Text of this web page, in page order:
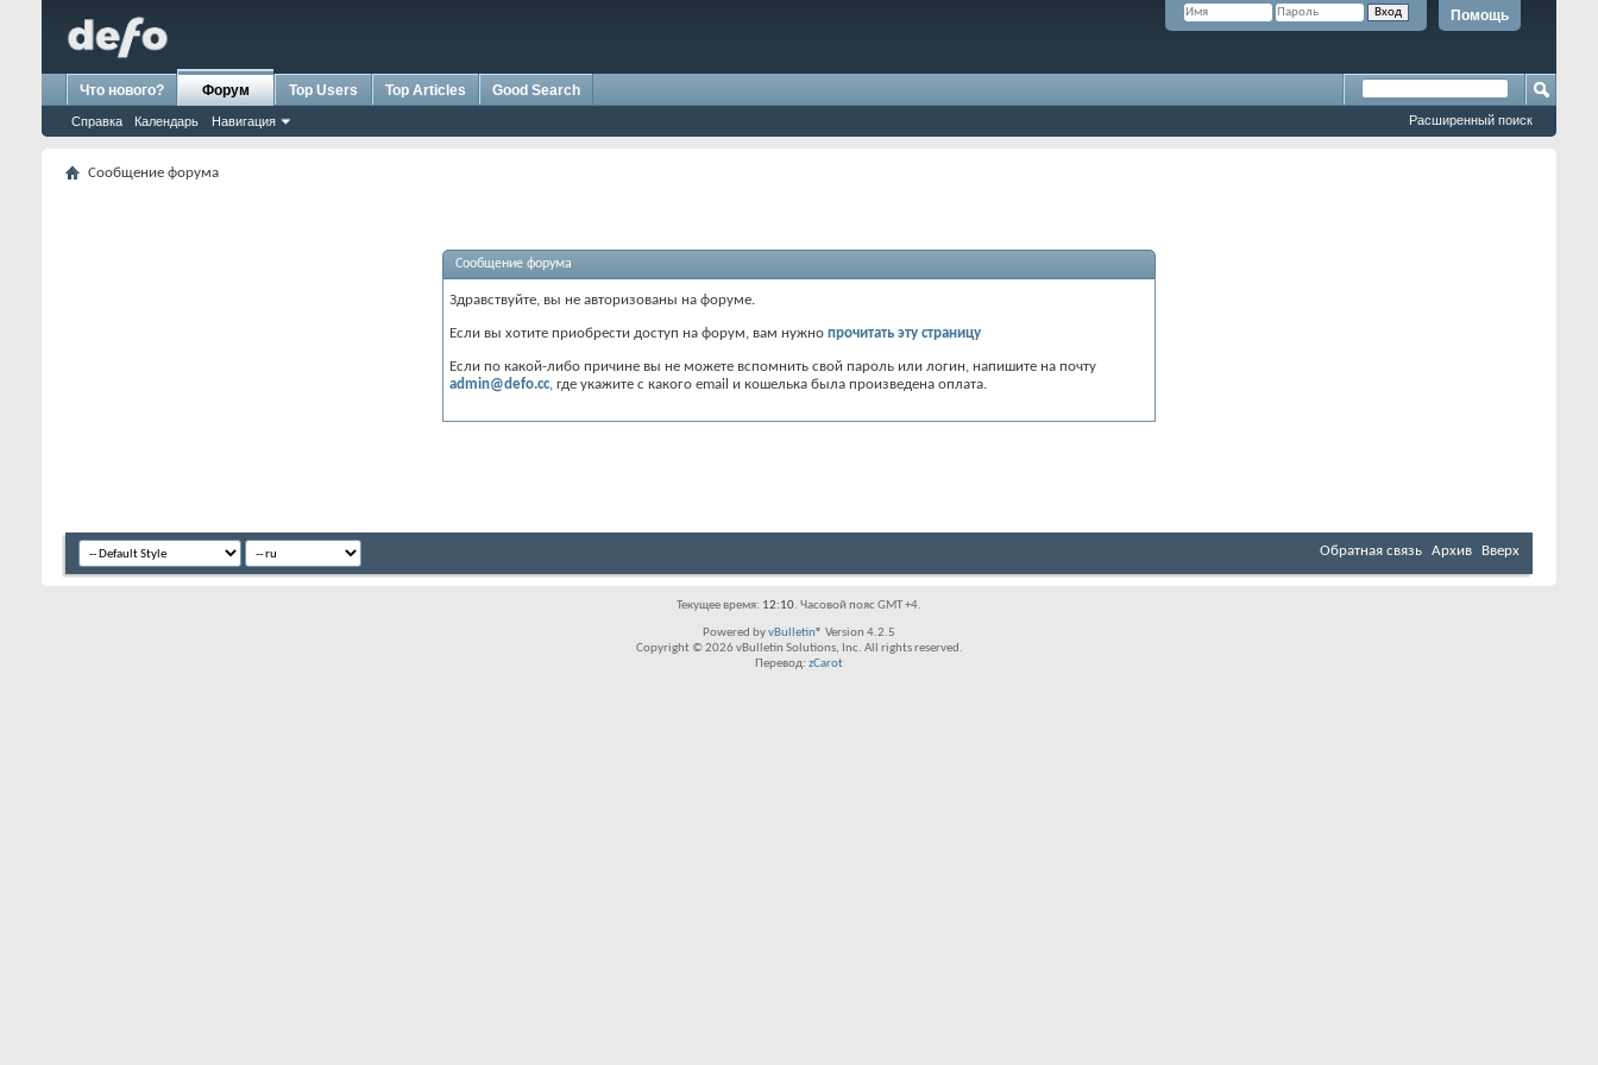
Помощь
Что нового? Форум
Справка Календарь Навигация
Top Users Top Articles Good Search
Расширенный поиск
Сообщение форума
Сообщение форума
Здравствуйте, вы не авторизованы на форуме.
Если вы хотите приобрести доступ на форум, вам нужно прочитать эту страницу
Если по какой-либо причине вы не можете вспомнить свой пароль или логин, напишите на почту
admin@defo.cc, где укажите с какого email и кошелька была произведена оплата.
Обратная связь Архив Вверх
Текущее время: 12:10. Часовой пояс GMT +4.
Powered byvBulletin® Version 4.2.5
Copyright © 2026 vBulletin Solutions, Inc. All rights reserved.
Перевод: zCarot